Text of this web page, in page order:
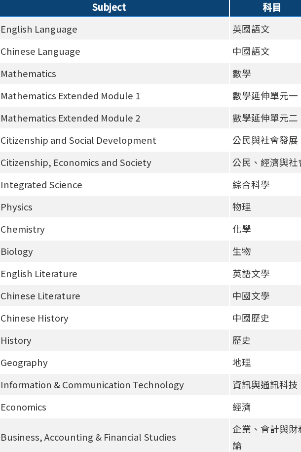
Subject 科目
English Language
英國語文
Chinese Language
中國語文
Mathematics
數學
Mathematics Extended Module 1
數學延伸單元一
Mathematics Extended Module 2
數學延伸單元二
Citizenship and Social Development
公民與社會發展
Citizenship, Economics and Society
公民、經濟與社
Integrated Science
綜合科學
Physics
物理
Chemistry
化學
Biology
生物
English Literature
英語文學
Chinese Literature
中國文學
Chinese History
中國歷史
History
歷史
Geography
地理
Information & Communication Technology
資訊與通訊科技
Economics
經濟
Business, Accounting & Financial Studies
企業、會計與財
論